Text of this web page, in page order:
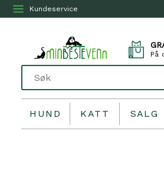
Kundeservice
På
HUND KATT SALG